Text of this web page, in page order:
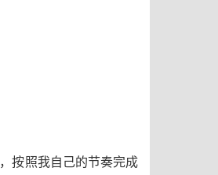
，按照我自己的节奏完成